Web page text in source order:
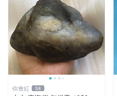
你會紅 58